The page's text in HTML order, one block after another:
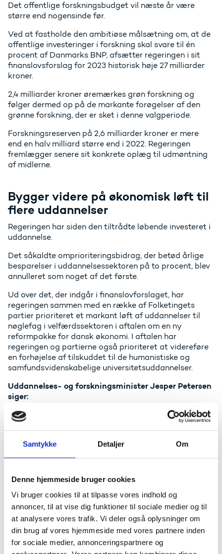
Samtykke Detaljer Om
Denne hjemmeside bruger cookies
Vi bruger cookies til at tilpasse vores indhold og
annoncer, til at vise dig funktioner til sociale medier og til
at analysere vores trafik. Vi deler også oplysninger om
din brug af vores hjemmeside med vores partnere inden
for sociale medier, annonceringspartnere og
Det offentlige forskningsbudget vil næste år være
større end nogensinde før.
Ved at fastholde den ambitiøse målsætning om, at de
offentlige investeringer i forskning skal svare til én
procent af Danmarks BNP, afsætter regeringen i sit
finanslovsforslag for 2023 historisk høje 27 milliarder
kroner.
2,4 milliarder kroner øremærkes grøn forskning og
følger dermed op på de markante forøgelser af den
grønne forskning, der er sket i denne valgperiode.
Forskningsreserven på 2,6 milliarder kroner er mere
end en halv milliard større end i 2022. Regeringen
fremlægger senere sit konkrete oplæg til udmøntning
af midlerne.
Bygger videre på økonomisk løft til
flere uddannelser
Regeringen har siden den tiltrådte løbende investeret i
uddannelse.
Det såkaldte omprioriteringsbidrag, der betød årlige
besparelser i uddannelsessektoren på to procent, blev
annulleret som noget af det første.
Ud over det, der indgår i finanslovforslaget, har
regeringen sammen med en række af Folketingets
partier prioriteret et markant løft af uddannelser til
nøglefag i velfærdssektoren i aftalen om en ny
reformpakke for dansk økonomi. I aftalen har
regeringen og partierne også prioriteret at videreføre
en forhøjelse af tilskuddet til de humanistiske og
samfundsvidenskabelige universitetsuddannelser.
Uddannelses- og forskningsminister Jesper Petersen
siger:
- Regeringen har fremlagt et ansvarligt
uddannelse. Forskningen bidrager bl.a. til vigtige
fremskridt inden for grøn omstilling, sundhed,
står trods vores størrelse stærkt inden for forskning,
- Under den tidligere regering måtte de studerende se
deres uddannelse blive beskåret med to procent om
året. Regeringen har i stedet investereret i uddannelse.
Lige nu er vi i gang med at forhandle udmøntningen af
de ekstra 125 millioner kroner om året, som blev